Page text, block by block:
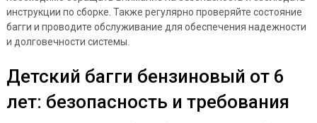
инструкции по сборке. Также регулярно проверяйте состояние
багги и проводите обслуживание для обеспечения надежности
и долговечности системы.
Детский багги бензиновый от 6
лет: безопасность и требования